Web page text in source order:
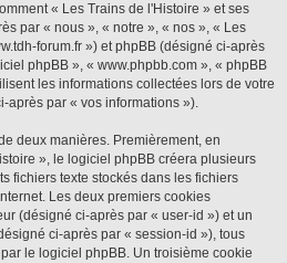
« Les Trains de l'Histoire » et ses
par « nous », « notre », « nos », « Les
forum.fr ») et phpBB (désigné ci-après
phpBB », « www.phpbb.com », « phpBB
les informations collectées lors de votre
après par « vos informations »).
deux manières. Premièrement, en
», le logiciel phpBB créera plusieurs
fichiers texte stockés dans les fichiers
Les deux premiers cookies
(désigné ci-après par « user-id ») et un
ci-après par « session-id »), tous
le logiciel phpBB. Un troisième cookie